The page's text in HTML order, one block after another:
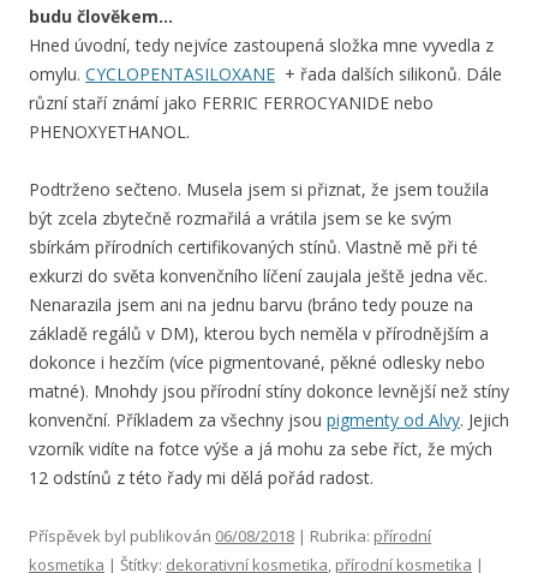
budu člověkem…
Hned úvodní, tedy nejvíce zastoupená složka mne vyvedla z
omylu. CYCLOPENTASILOXANE + řada dalších silikonů. Dále
různí staří známí jako FERRIC FERROCYANIDE nebo
PHENOXYETHANOL.
Podtrženo sečteno. Musela jsem si přiznat, že jsem toužila
být zcela zbytečně rozmařilá a vrátila jsem se ke svým
sbírkám přírodních certifikovaných stínů. Vlastně mě při té
exkurzi do světa konvenčního líčení zaujala ještě jedna věc.
Nenarazila jsem ani na jednu barvu (bráno tedy pouze na
základě regálů v DM), kterou bych neměla v přírodnějším a
dokonce i hezčím (více pigmentované, pěkné odlesky nebo
matné). Mnohdy jsou přírodní stíny dokonce levnější než stíny
konvenční. Příkladem za všechny jsou pigmenty od Alvy. Jejich
vzorník vidíte na fotce výše a já mohu za sebe říct, že mých
12 odstínů z této řady mi dělá pořád radost.
Příspěvek byl publikován 06/08/2018 | Rubrika: přírodní
kosmetika | Štítky: dekorativní kosmetika, přírodní kosmetika |